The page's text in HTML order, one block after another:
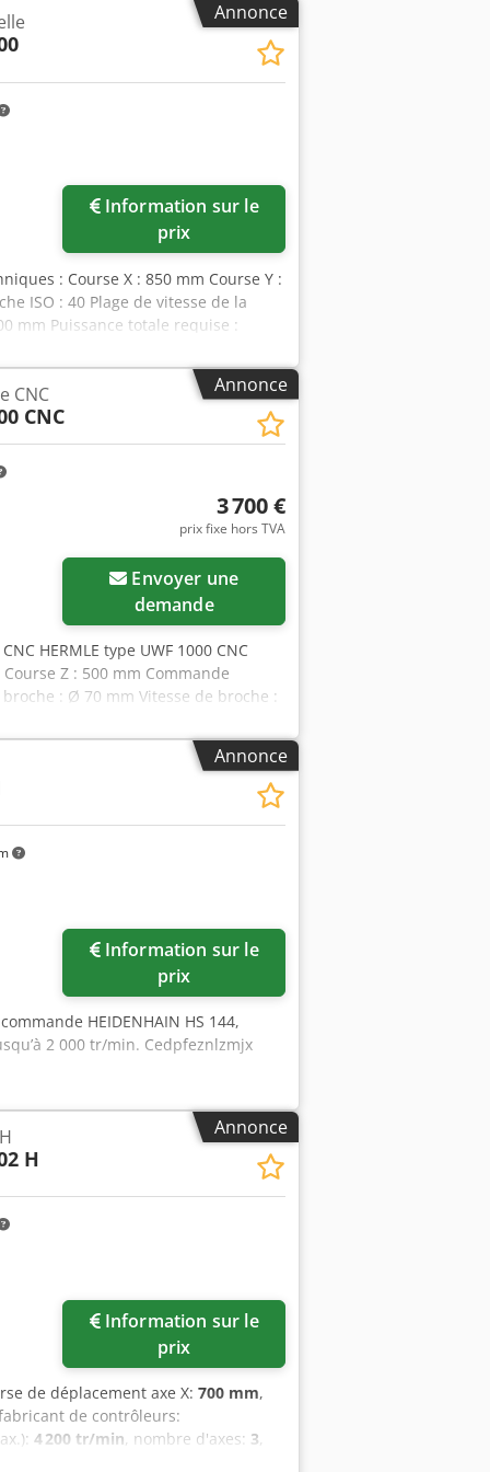
Annonce
Demander plus
Information sur le
prix
: Course X : 850 mm Course Y :
ISO : 40 Plage de vitesse de la
mm Puissance totale requise :
x 4,4 x 2,3 m avec commande CNC
d’outils *
Annonce
CNC
CNC
3 700 €
prix fixe hors TVA
demande
HERMLE type UWF 1000 CNC
Z : 500 mm Commande
broche : Ø 70 mm Vitesse de broche :
vertical : 100 mm Tête inclinable
Annonce
Information sur le
prix
HEIDENHAIN HS 144,
2 000 tr/min. Cedpfeznlzmjx
Annonce
H
Information sur le
prix
de déplacement axe X: 700 mm,
de contrôleurs:
4 200 tr/min, nombre d'axes: 3,
Elle dispose d'une course de 700